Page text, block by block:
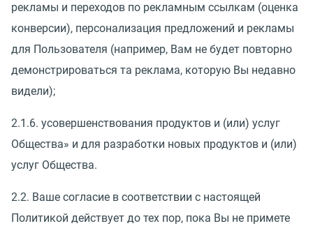
рекламы и переходов по рекламным ссылкам (оценка
конверсии), персонализация предложений и рекламы
для Пользователя (например, Вам не будет повторно
демонстрироваться та реклама, которую Вы недавно
видели);
2.1.6. усовершенствования продуктов и (или) услуг
Общества» и для разработки новых продуктов и (или)
услуг Общества.
2.2. Ваше согласие в соответствии с настоящей
Политикой действует до тех пор, пока Вы не примете